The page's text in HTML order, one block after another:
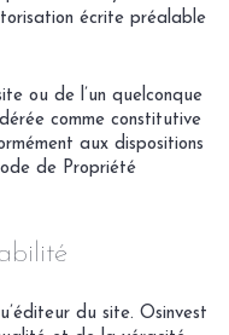
écrite préalable
ou de l’un quelconque
comme constitutive
aux dispositions
de Propriété
du site. Osinvest